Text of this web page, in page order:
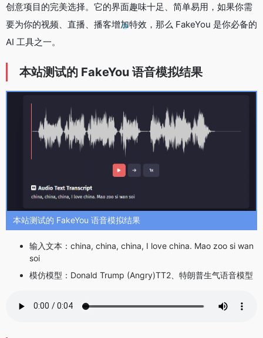
创意项目的完美选择。它的界面趣味十足、简单易用，如果你需
要为你的视频、直播、播客增加特效，那么 FakeYou 是你必备的
AI 工具之一。
本站测试的 FakeYou 语音模拟结果
本站测试的 FakeYou 语音模拟结果
输入文本： china, china, china, I love china. Mao zoo si wan
soi
模仿模型：Donald Trump (Angry)TT2、特朗普生气语音模型